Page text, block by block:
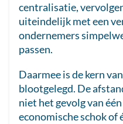
centralisatie,
uiteindelijk met een
ondernemers
passen.
Daarmee is de kern
blootgelegd. De
niet het gevolg van
economische schok